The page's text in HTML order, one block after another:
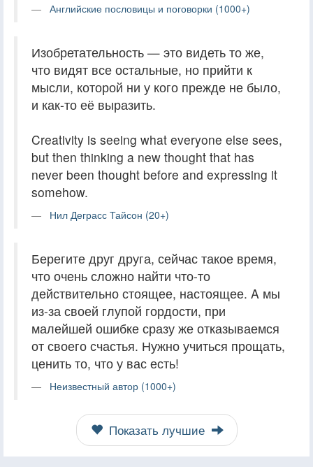
Английские пословицы и поговорки (1000+)
Изобретательность — это видеть то же,
что видят все остальные, но прийти к
мысли, которой ни у кого прежде не было,
и как-то её выразить.
Creativity is seeing what everyone else sees,
but then thinking a new thought that has
never been thought before and expressing it
somehow.
Нил Деграсс Тайсон (20+)
Берегите друг друга, сейчас такое время,
что очень сложно найти что-то
действительно стоящее, настоящее. A мы
из-за своей глупой гордости, при
малейшей ошибке сразу же отказываемся
от своего счастья. Нужно учиться прощать,
ценить то, что у вас есть!
Неизвестный автор (1000+)
Показать лучшие